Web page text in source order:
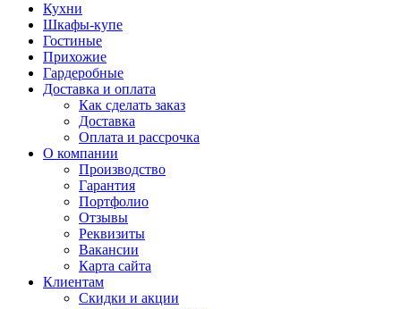
Кухни
Шкафы-купе
Гостиные
Прихожие
Гардеробные
Доставка и оплата
Как сделать заказ
Доставка
Оплата и рассрочка
О компании
Производство
Гарантия
Портфолио
Отзывы
Реквизиты
Вакансии
Карта сайта
Клиентам
Скидки и акции